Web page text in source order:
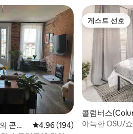
콘도
평점 4.96점(5점 만점), 후기
4.96 (194)
게스트 선호
게스트 선호
콜럼버스
미니엄
아늑한 OSU/